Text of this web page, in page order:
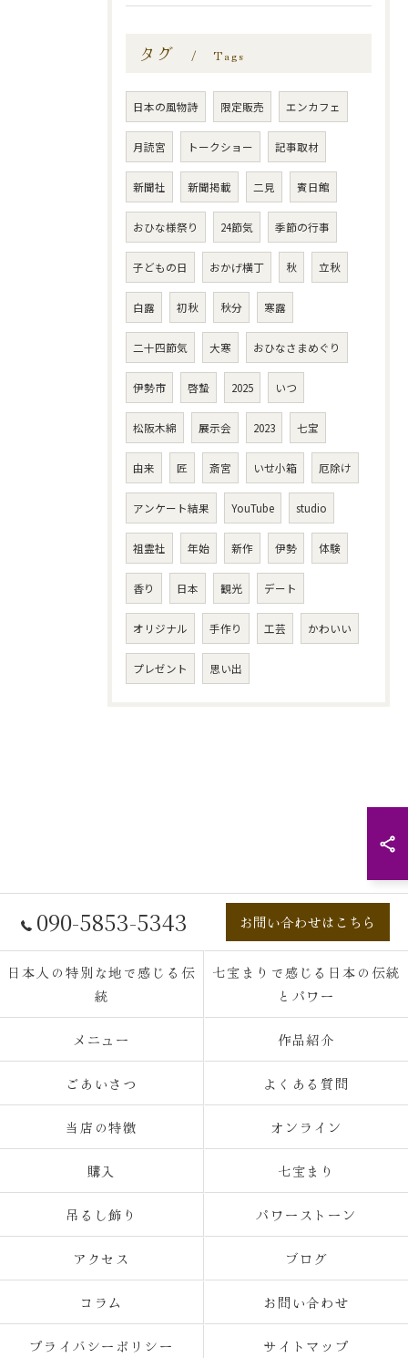
タグ Tags
日本の風物詩 限定販売 エンカフェ
月読宮 トークショー 記事取材
新聞社 新聞掲載 二見 賓日館
おひな様祭り 24節気 季節の行事
子どもの日 おかげ横丁 秋 立秋
白露 初秋 秋分 寒露
二十四節気 大寒 おひなさまめぐり
伊勢市 啓蟄 2025 いつ
松阪木綿 展示会 2023 七宝
由来 匠 斎宮 いせ小箱 厄除け
アンケート結果 YouTube studio
祖霊社 年始 新作 伊勢 体験
香り 日本 観光 デート
オリジナル 手作り 工芸 かわいい
プレゼント 思い出
090-5853-5343 お問い合わせはこちら
日本人の特別な地で感じる伝
統
七宝まりで感じる日本の伝統
とパワー
メニュー 作品紹介
ごあいさつ よくある質問
当店の特徴 オンライン
購入 七宝まり
吊るし飾り パワーストーン
アクセス ブログ
コラム お問い合わせ
プライバシーポリシー サイトマップ